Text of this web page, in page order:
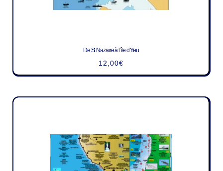
De St Nazaire à l’île d’Yeu
12,00€